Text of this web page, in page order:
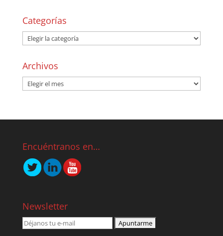
Categorías
Archivos
Encuéntranos en…
Newsletter